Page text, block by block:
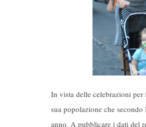
In vista delle celebrazioni per
sua popolazione che secondo
anno. A pubblicare i dati del